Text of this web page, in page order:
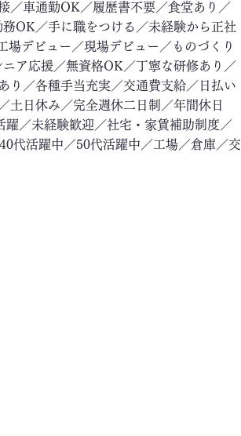
／車通勤OK／履歴書不要／食堂あり／
OK／手に職をつける／未経験から正社
デビュー／現場デビュー／ものづくり
ア応援／無資格OK／丁寧な研修あり／
り／各種手当充実／交通費支給／日払い
土日休み／完全週休二日制／年間休日
／未経験歓迎／社宅・家賃補助制度／
代活躍中／50代活躍中／工場／倉庫／交